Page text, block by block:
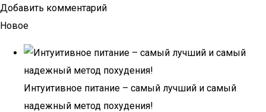
Добавить комментарий
Новое
Интуитивное питание – самый лучший и самый
надежный метод похудения!